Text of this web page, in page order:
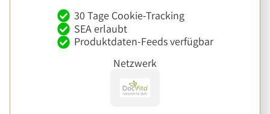
30 Tage Cookie-Tracking
SEA erlaubt
Produktdaten-Feeds verfügbar
Netzwerk